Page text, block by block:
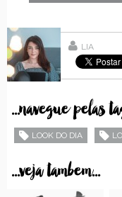
LIA
...navegue pelas
LOOK DO DIA
...veja tambem...